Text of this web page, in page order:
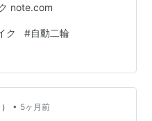
note.com
ク #自動二輪
• 5ヶ月前